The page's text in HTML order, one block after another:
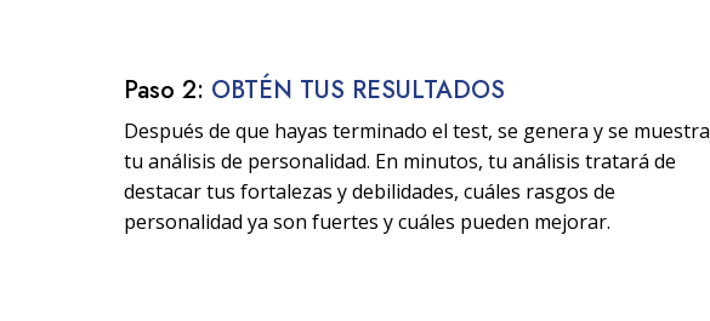
Paso 2: OBTÉN TUS RESULTADOS
Después de que hayas terminado el test, se genera y se muestra
tu análisis de personalidad. En minutos, tu análisis tratará de
destacar tus fortalezas y debilidades, cuáles rasgos de
personalidad ya son fuertes y cuáles pueden mejorar.